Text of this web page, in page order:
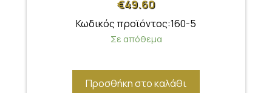
€49.60
Κωδικός προϊόντος:160-5
Σε απόθεμα
Προσθήκη στο καλάθι